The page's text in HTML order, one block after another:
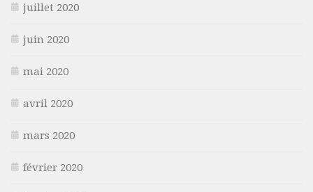
juillet 2020
juin 2020
mai 2020
avril 2020
mars 2020
février 2020